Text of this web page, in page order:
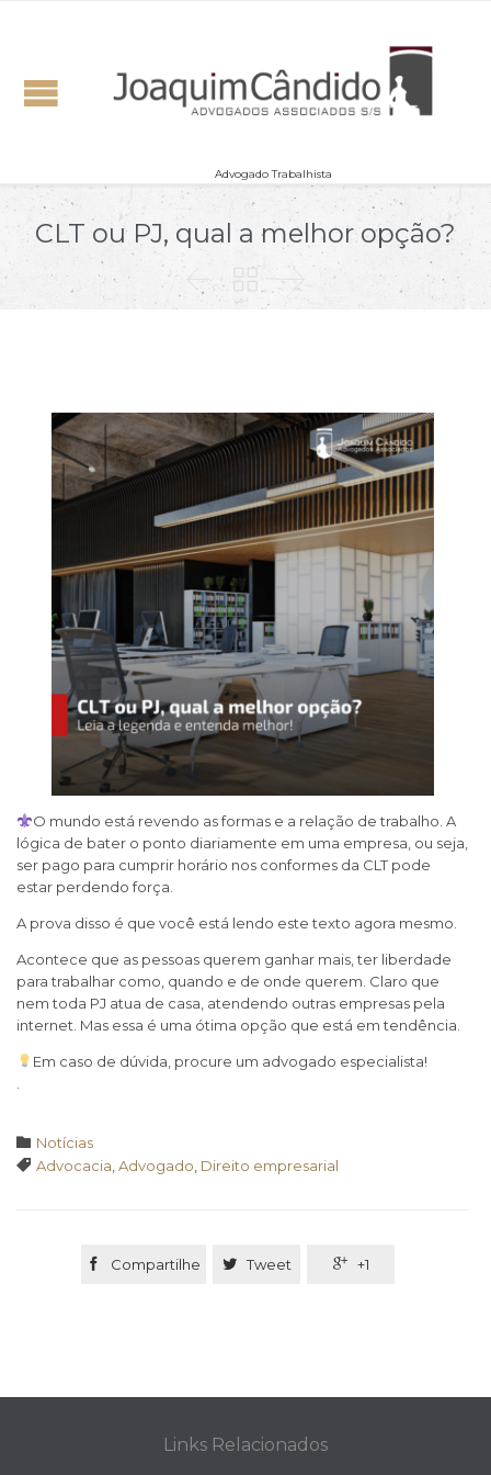
Advogado Trabalhista
CLT ou PJ, qual a melhor opção?

O mundo está revendo as formas e a relação de trabalho. A
lógica de bater o ponto diariamente em uma empresa, ou seja,
ser pago para cumprir horário nos conformes da CLT pode
estar perdendo força.
A prova disso é que você está lendo este texto agora mesmo.
Acontece que as pessoas querem ganhar mais, ter liberdade
para trabalhar como, quando e de onde querem. Claro que
nem toda PJ atua de casa, atendendo outras empresas pela
internet. Mas essa é uma ótima opção que está em tendência.
Em caso de dúvida, procure um advogado especialista!
 Category
Notícias
 Tags
Advocacia Advogado Direito empresarial
 Compartilhe  Tweet  +1
Links Relacionados